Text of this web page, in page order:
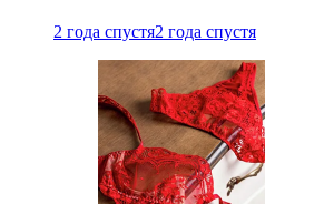
2 года спустя2 года спустя